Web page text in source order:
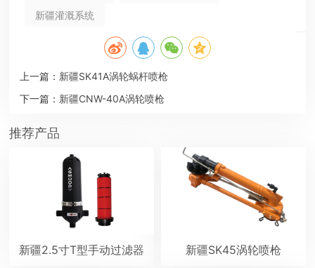
新疆灌溉系统
上一篇： 新疆SK41A涡轮蜗杆喷枪
下一篇： 新疆CNW-40A涡轮喷枪
推荐产品
新疆2.5寸T型手动过滤器 新疆SK45涡轮喷枪